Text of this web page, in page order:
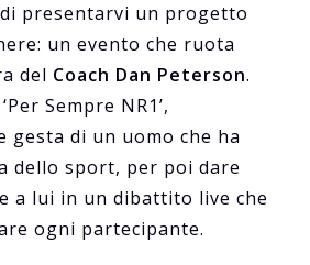
presentarvi un progetto
un evento che ruota
del Coach Dan Peterson.
Sempre NR1’,
gesta di un uomo che ha
dello sport, per poi dare
a lui in un dibattito live che
ogni partecipante.